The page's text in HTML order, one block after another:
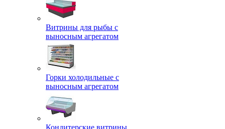
Витрины для рыбы с
выносным агрегатом
Горки холодильные с
выносным агрегатом
Кондитерские витрины